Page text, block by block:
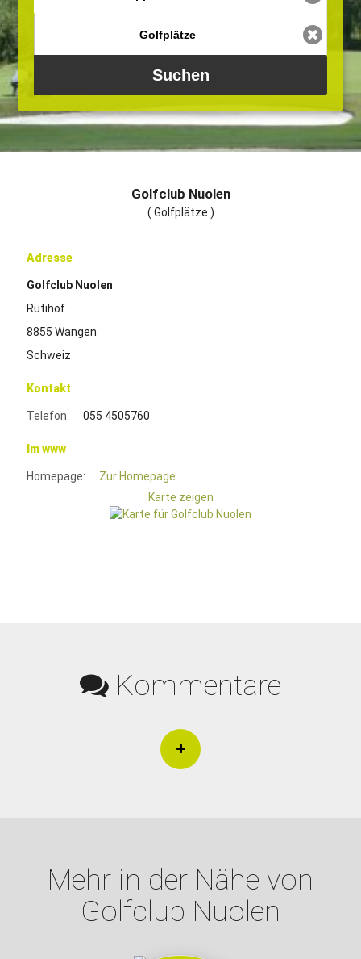
Golfclub Nuolen
( Golfplätze )
Adresse
Golfclub Nuolen
Rütihof
8855 Wangen
Schweiz
Kontakt
Telefon: 055 4505760
Im www
Homepage:
Zur Homepage...
Karte zeigen
Kommentare
Mehr in der Nähe von
Golfclub Nuolen